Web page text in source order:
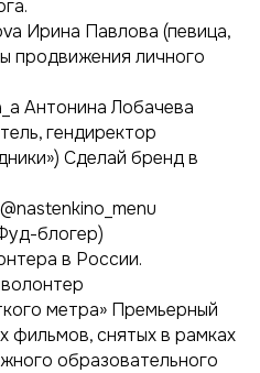
Ирина Павлова (певица,
продвижения личного
Антонина Лобачева
гендиректор
Сделай бренд в
блогер)
в России.
метра» Премьерный
фильмов, снятых в рамках
образовательного